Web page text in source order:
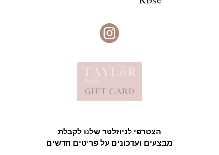
הצטרפי לניוזלטר שלנו לקבלת
מבצעים ועדכונים על פריטים חדשים